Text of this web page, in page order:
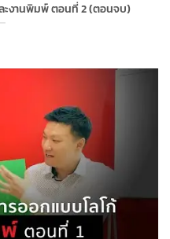
ะงานพิมพ์ ตอนที่ 2 (ตอนจบ)